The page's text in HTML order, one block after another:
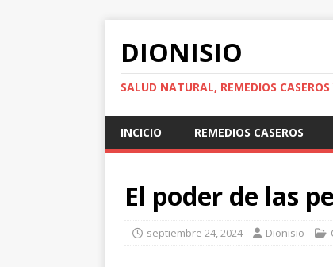
DIONISIO
SALUD NATURAL, REMEDIOS
INCICIO REMEDIOS CASEROS
El poder de las
septiembre 24, 2024 Dionisio